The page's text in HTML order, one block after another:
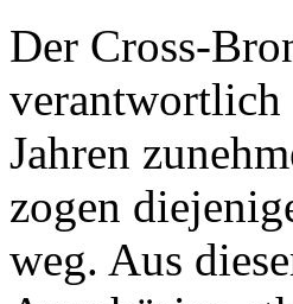
Der Cross-
verantwortlich
Jahren
zogen
weg. Aus